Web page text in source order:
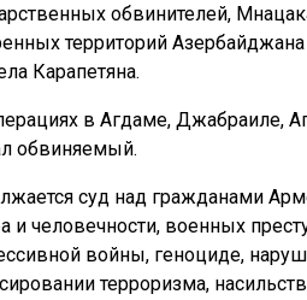
обвинителей,
территорий
Карапетяна.
в Агдаме, Джабраиле,
обвиняемый.
суд над гражданами
и человечности, военных
войны, геноциде,
терроризма,